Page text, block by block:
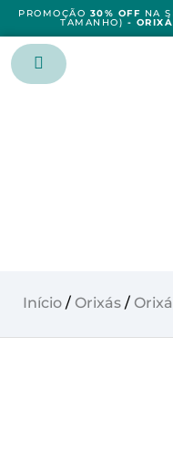
PROMOÇÃO 30% OFF NA
TAMANHO) -
Início/ Orixás/